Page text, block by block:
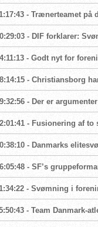
- Trænerteamet
- DIF forklarer:
- Godt nyt for
- Christiansborg
- Der er
- Fusionering af
- Danmarks
- SF’s
- Svømning i
- Team Danmark-